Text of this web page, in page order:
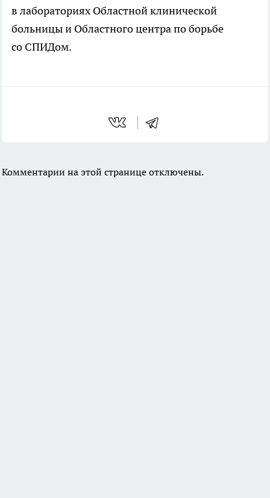
в лабораториях Областной клинической
больницы и Областного центра по борьбе
со СПИДом.
Комментарии на этой странице отключены.